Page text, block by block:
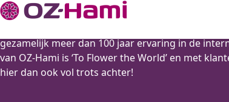
gezamelijk meer dan 100 jaar ervaring in de
van OZ-Hami is ‘To Flower the World’ en met
hier dan ook vol trots achter!